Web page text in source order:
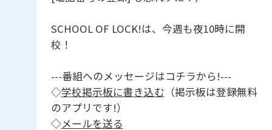
SCHOOL OF LOCK!は、今週も夜10時に開
校！
---番組へのメッセージはコチラから!---
◇学校掲示板に書き込む （掲示板は登録無料
のアプリです!）
◇メールを送る